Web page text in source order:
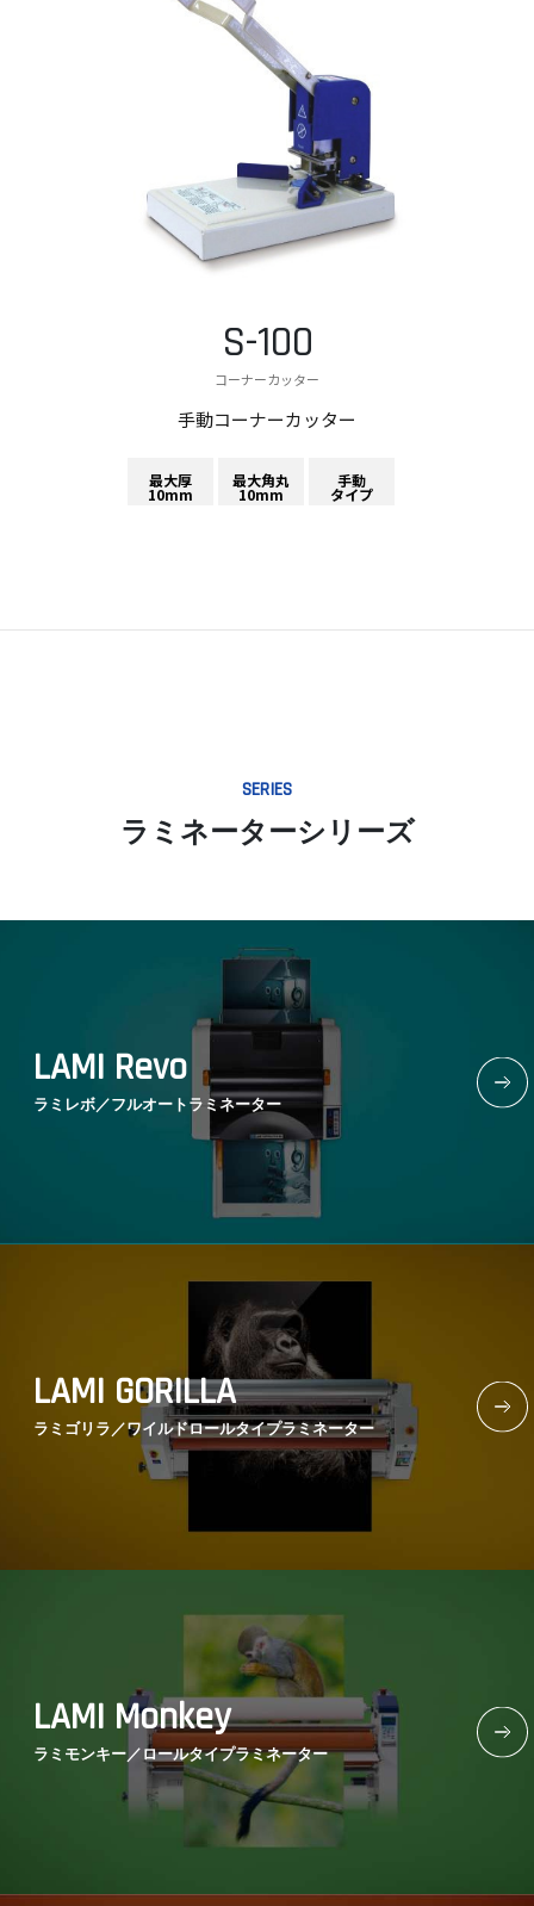
S-100
コーナーカッター
手動コーナーカッター
最大厚
10mm
最大角丸
10mm
手動
タイプ
SERIES
ラミネーターシリーズ
LAMI Revo
ラミレボ／フルオートラミネーター
LAMI GORILLA
ラミゴリラ／ワイルドロールタイプラミネーター
LAMI Monkey
ラミモンキー／ ロールタイプラミネーター